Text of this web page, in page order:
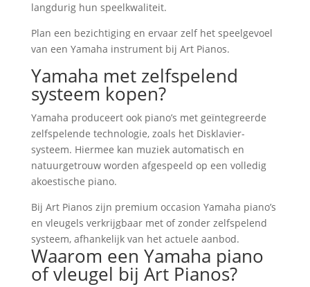
langdurig hun speelkwaliteit.
Plan een bezichtiging en ervaar zelf het speelgevoel
van een Yamaha instrument bij Art Pianos.
Yamaha met zelfspelend
systeem kopen?
Yamaha produceert ook piano’s met geïntegreerde
zelfspelende technologie, zoals het Disklavier-
systeem. Hiermee kan muziek automatisch en
natuurgetrouw worden afgespeeld op een volledig
akoestische piano.
Bij Art Pianos zijn premium occasion Yamaha piano’s
en vleugels verkrijgbaar met of zonder zelfspelend
systeem, afhankelijk van het actuele aanbod.
Waarom een Yamaha piano
of vleugel bij Art Pianos?